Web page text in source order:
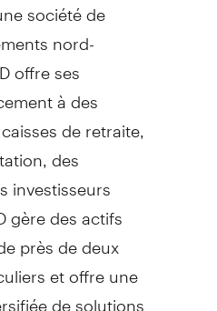
nord-
offre ses
à des
de retraite,
des
investisseurs
gère des actifs
près de deux
et offre une
de solutions